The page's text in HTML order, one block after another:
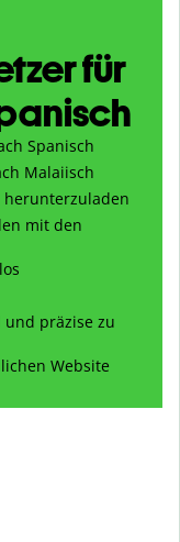
für
Spanisch
Malaiisch
herunterzuladen
mit den
und präzise zu
Website